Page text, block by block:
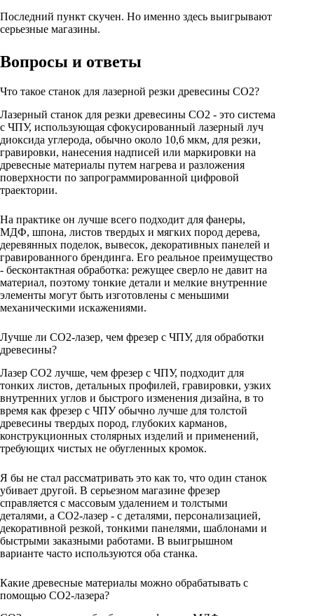
Последний пункт скучен. Но именно здесь выигрывают
серьезные магазины.
Вопросы и ответы
Что такое станок для лазерной резки древесины CO2?
Лазерный станок для резки древесины CO2 - это система
с ЧПУ, использующая сфокусированный лазерный луч
диоксида углерода, обычно около 10,6 мкм, для резки,
гравировки, нанесения надписей или маркировки на
древесные материалы путем нагрева и разложения
поверхности по запрограммированной цифровой
траектории.
На практике он лучше всего подходит для фанеры,
МДФ, шпона, листов твердых и мягких пород дерева,
деревянных поделок, вывесок, декоративных панелей и
гравированного брендинга. Его реальное преимущество
- бесконтактная обработка: режущее сверло не давит на
материал, поэтому тонкие детали и мелкие внутренние
элементы могут быть изготовлены с меньшими
механическими искажениями.
Лучше ли CO2-лазер, чем фрезер с ЧПУ, для обработки
древесины?
Лазер CO2 лучше, чем фрезер с ЧПУ, подходит для
тонких листов, детальных профилей, гравировки, узких
внутренних углов и быстрого изменения дизайна, в то
время как фрезер с ЧПУ обычно лучше для толстой
древесины твердых пород, глубоких карманов,
конструкционных столярных изделий и применений,
требующих чистых не обугленных кромок.
Я бы не стал рассматривать это как то, что один станок
убивает другой. В серьезном магазине фрезер
справляется с массовым удалением и толстыми
деталями, а CO2-лазер - с деталями, персонализацией,
декоративной резкой, тонкими панелями, шаблонами и
быстрыми заказными работами. В выигрышном
варианте часто используются оба станка.
Какие древесные материалы можно обрабатывать с
помощью CO2-лазера?